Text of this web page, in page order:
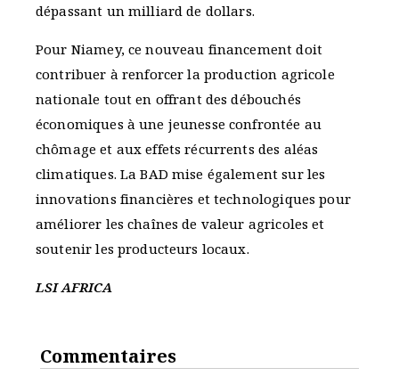
dépassant un milliard de dollars.
Pour Niamey, ce nouveau financement doit
contribuer à renforcer la production agricole
nationale tout en offrant des débouchés
économiques à une jeunesse confrontée au
chômage et aux effets récurrents des aléas
climatiques. La BAD mise également sur les
innovations financières et technologiques pour
améliorer les chaînes de valeur agricoles et
soutenir les producteurs locaux.
LSI AFRICA
Commentaires